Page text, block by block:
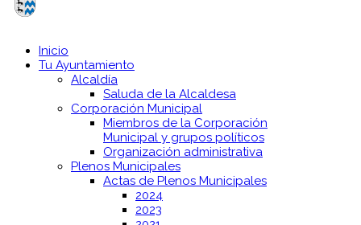
Inicio
Tu Ayuntamiento
Alcaldía
Saluda de la Alcaldesa
Corporación Municipal
Miembros de la Corporación
Municipal y grupos políticos
Organización administrativa
Plenos Municipales
Actas de Plenos Municipales
2024
2023